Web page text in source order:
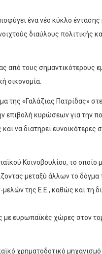
ένα νέο κύκλο
διαύλους πολιτικής
από τους σημαντικότερους
οικονομία.
της «Γαλάζιας Πατρίδας»
επιβολή κυρώσεων για την
να διατηρεί ευνοϊκότερες
Κοινοβουλίου, το οποίο
μεταξύ άλλων το δόγμα
της Ε.Ε., καθώς και τη
με ευρωπαϊκές χώρες στον
χρηματοδοτικό